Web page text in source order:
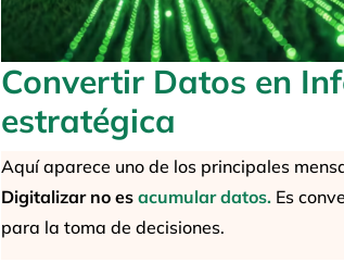
Convertir Datos en
estratégica
Aquí aparece uno de los principales
Digitalizar no es acumular datos.Es
para la toma de decisiones.